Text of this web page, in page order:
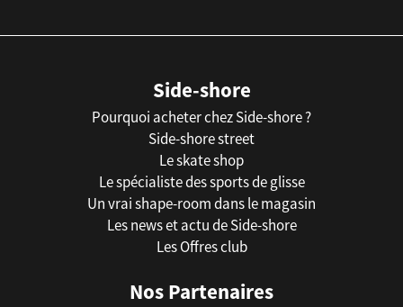
Side-shore
Pourquoi acheter chez Side-shore ?
Side-shore street
Le skate shop
Le spécialiste des sports de glisse
Un vrai shape-room dans le magasin
Les news et actu de Side-shore
Les Offres club
Nos Partenaires